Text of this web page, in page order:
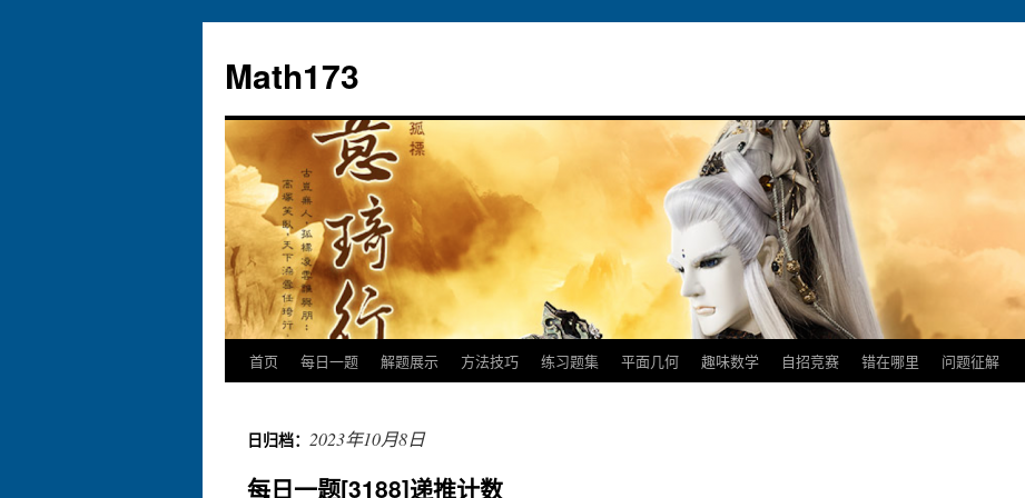
正
文
Math173
首页 每日一题 解题展示 方法技巧 练习题集 平面几何 趣味数学 自招竞赛 错在哪里 问题征解
日归档： 2023年10月8日
每日一题[3188]递推计数